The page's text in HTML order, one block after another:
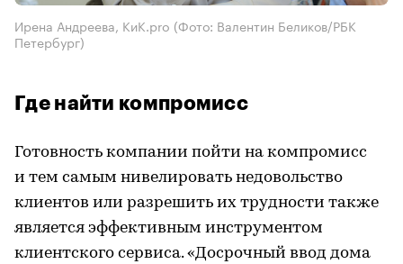
Ирена Андреева, КиК.pro (Фото: Валентин Беликов/РБК
Петербург)
Где найти компромисс
Готовность компании пойти на компромисс
и тем самым нивелировать недовольство
клиентов или разрешить их трудности также
является эффективным инструментом
клиентского сервиса. «Досрочный ввод дома